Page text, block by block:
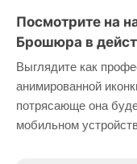
Посмотрите на
Брошюра в
Выглядите как
анимированной
потрясающе она
мобильном